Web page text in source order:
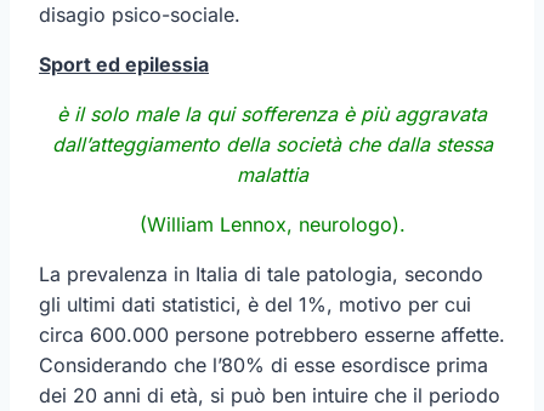
disagio psico-sociale.
Sport ed epilessia
è il solo male la qui sofferenza è più aggravata
dall’atteggiamento della società che dalla stessa
malattia
(William Lennox, neurologo).
La prevalenza in Italia di tale patologia, secondo
gli ultimi dati statistici, è del 1%, motivo per cui
circa 600.000 persone potrebbero esserne affette.
Considerando che l’80% di esse esordisce prima
dei 20 anni di età, si può ben intuire che il periodo